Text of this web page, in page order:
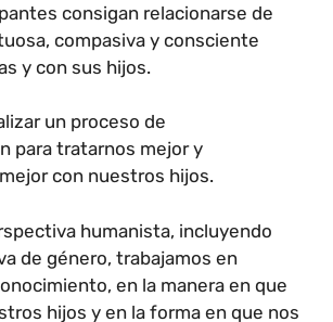
consigan relacionarse de
compasiva y consciente
y con sus hijos.
un proceso de
para tratarnos mejor y
con nuestros hijos.
humanista, incluyendo
de género, trabajamos en
en la manera en que
hijos y en la forma en que nos